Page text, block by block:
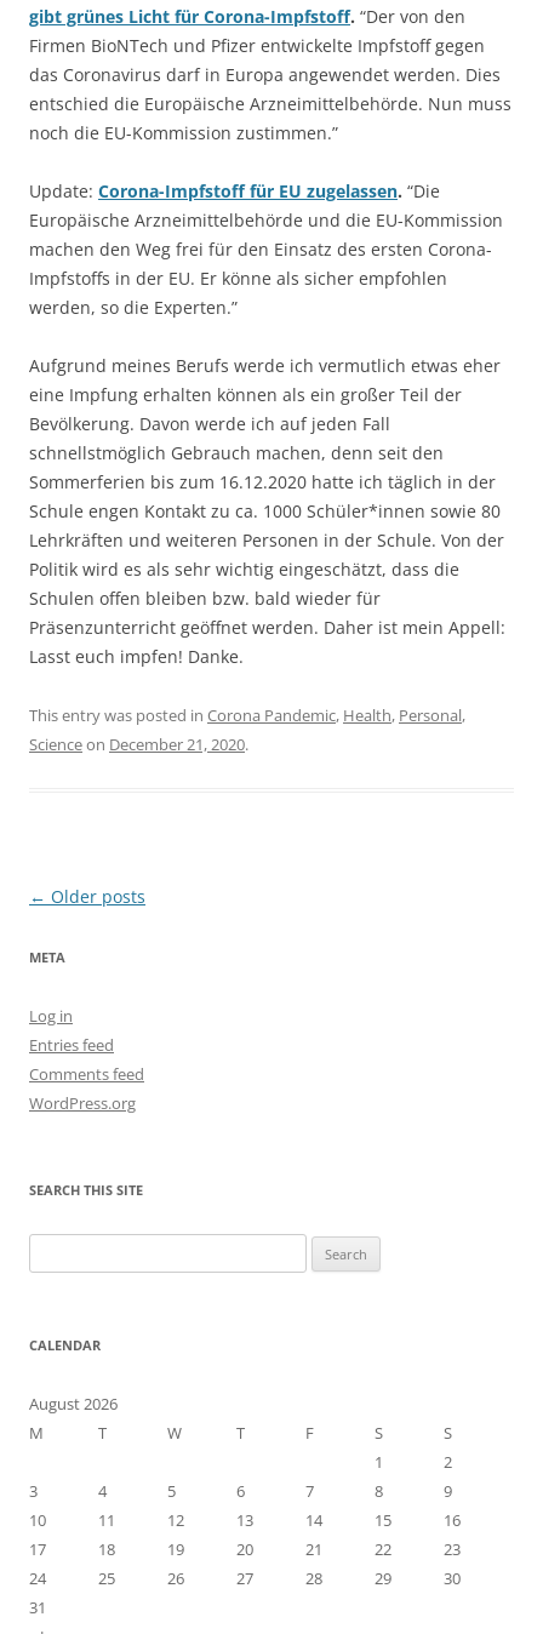
gibt grünes Licht für Corona-Impfstoff. “Der von den
Firmen BioNTech und Pfizer entwickelte Impfstoff gegen
das Coronavirus darf in Europa angewendet werden. Dies
entschied die Europäische Arzneimittelbehörde. Nun muss
noch die EU-Kommission zustimmen.”
Update: Corona-Impfstoff für EU zugelassen. “Die
Europäische Arzneimittelbehörde und die EU-Kommission
machen den Weg frei für den Einsatz des ersten Corona-
Impfstoffs in der EU. Er könne als sicher empfohlen
werden, so die Experten.”
Aufgrund meines Berufs werde ich vermutlich etwas eher
eine Impfung erhalten können als ein großer Teil der
Bevölkerung. Davon werde ich auf jeden Fall
schnellstmöglich Gebrauch machen, denn seit den
Sommerferien bis zum 16.12.2020 hatte ich täglich in der
Schule engen Kontakt zu ca. 1000 Schüler*innen sowie 80
Lehrkräften und weiteren Personen in der Schule. Von der
Politik wird es als sehr wichtig eingeschätzt, dass die
Schulen offen bleiben bzw. bald wieder für
Präsenzunterricht geöffnet werden. Daher ist mein Appell:
Lasst euch impfen! Danke.
This entry was posted in Corona Pandemic, Health, Personal,
Scienceon December 21, 2020.
Post
← Older posts
META
Log in
Entries feed
Comments feed
WordPress.org
SEARCH THIS SITE
for:
CALENDAR
August 2026
M
T W T F S
S
1
2
3
4 5 6 7 8
9
10
11 12 13 14 15
16
17
18 19 20 21 22
23
24
25 26 27 28 29
30
31